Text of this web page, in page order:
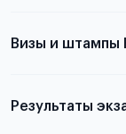
Подробная
Визы и штампы
Результаты